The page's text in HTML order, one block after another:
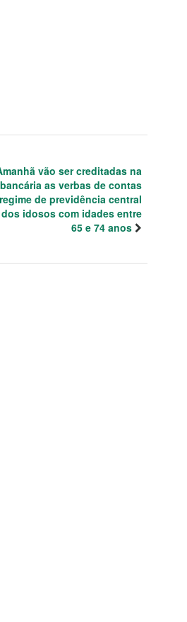
vão ser creditadas na
as verbas de contas
de previdência central
idosos com idades entre
65 e 74 anos